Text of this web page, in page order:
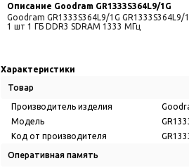
Описание Goodram GR1333S364L9/1G
Goodram GR1333S364L9/1G
1 шт 1 ГБ DDR3 SDRAM 1333 МГц
Характеристики
Товар
Производитель изделия
Модель
Код от производителя
Оперативная память